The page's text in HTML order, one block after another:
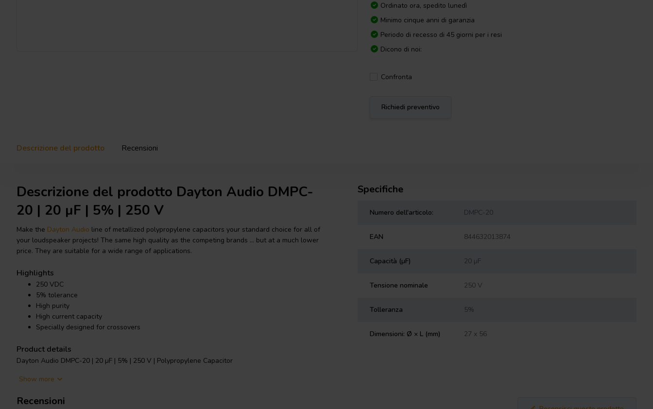
Ordinato ora, spedito lunedì
Minimo cinque anni di garanzia
Periodo di recesso di 45 giorni per i resi
Dicono di noi:
Confronta
Richiedi preventivo
Descrizione del prodotto Recensioni
Descrizione del prodotto Dayton Audio DMPC-
20 | 20 µF | 5% | 250 V
Make the Dayton Audio line of metallized polypropylene capacitors your standard choice for all of
your loudspeaker projects! The same high quality as the competing brands ... but at a much lower
price. They are suitable for a wide range of applications.
Highlights
250 VDC
5% tolerance
High purity
High current capacity
Specially designed for crossovers
Product details
Dayton Audio DMPC-20 | 20 µF | 5% | 250 V | Polypropylene Capacitor
Make the Dayton Audio line of metallized polypropylene capacitors your standard choice for all of
price. They are suitable for a wide range of applications. They are ideal for use in loudspeaker
Show more
Specifiche
Numero dell'articolo: DMPC-20
EAN 844632013874
Capacità (µF) 20 µF
Tensione nominale 250 V
Tolleranza 5%
Dimensioni: Ø × L (mm) 27 x 56
Recensioni